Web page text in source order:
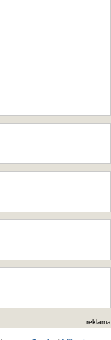
reklama